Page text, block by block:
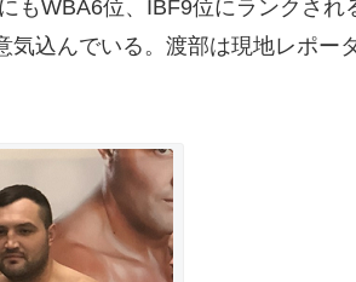
WBA6位、IBF9位にランクされ
込んでいる。渡部は現地レポー